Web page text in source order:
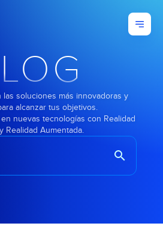
las soluciones más innovadoras y
alcanzar tus objetivos.
nuevas tecnologías con Realidad
Realidad Aumentada.
search